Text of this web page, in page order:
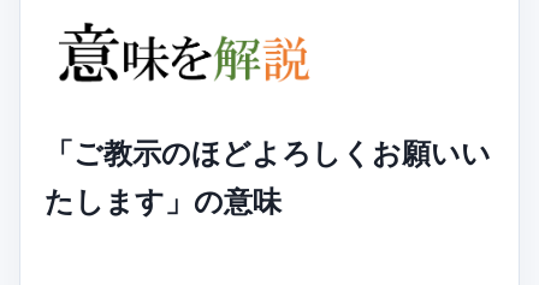
「ご教示のほどよろしくお願いい
たします」の意味